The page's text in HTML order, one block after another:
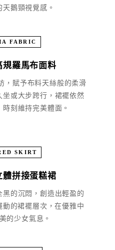
鵝頸視覺感。
FABRIC
規羅馬布面料
，賦予布料天絲般的柔滑
或大步跨行，裙襬依然
刻維持完美體面。
SKIRT
體拼接蛋糕裙
的沉悶，創造出輕盈的
的裙襬層次，在優雅中
的少女氣息。